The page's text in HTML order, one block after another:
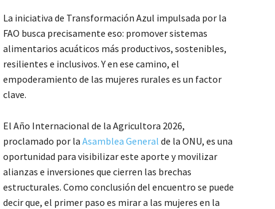
La iniciativa de Transformación Azul impulsada por la
FAO busca precisamente eso: promover sistemas
alimentarios acuáticos más productivos, sostenibles,
resilientes e inclusivos. Y en ese camino, el
empoderamiento de las mujeres rurales es un factor
clave.
El Año Internacional de la Agricultora 2026,
proclamado por la Asamblea General de la ONU, es una
oportunidad para visibilizar este aporte y movilizar
alianzas e inversiones que cierren las brechas
estructurales. Como conclusión del encuentro se puede
decir que, el primer paso es mirar a las mujeres en la